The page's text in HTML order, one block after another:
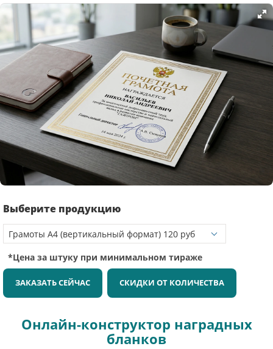
Выберите продукцию
*Цена за штуку при минимальном тираже
ЗАКАЗАТЬ СЕЙЧАС СКИДКИ ОТ КОЛИЧЕСТВА
Онлайн-конструктор наградных
бланков